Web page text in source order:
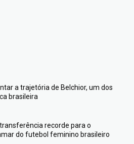
a trajetória de Belchior, um dos
brasileira
recorde para o
do futebol feminino brasileiro